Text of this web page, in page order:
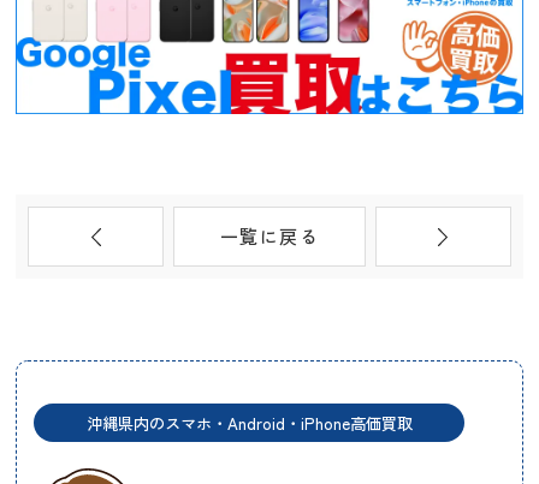
一覧に戻る
沖縄県内のスマホ・Android・iPhone高価買取